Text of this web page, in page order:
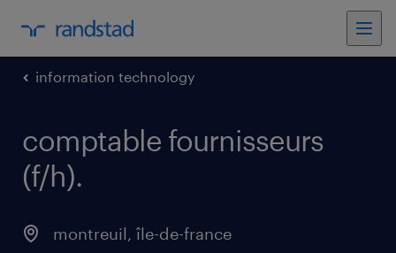
information technology
comptable fournisseurs
(f/h).
montreuil, île-de-france